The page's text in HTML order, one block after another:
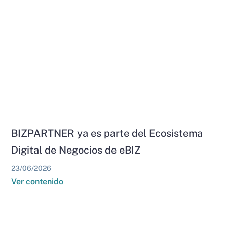
BIZPARTNER ya es parte del Ecosistema
Digital de Negocios de eBIZ
23/06/2026
Ver contenido